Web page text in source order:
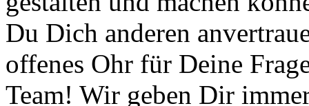
Du Dich anderen
offenes Ohr für Deine
Team! Wir geben Dir